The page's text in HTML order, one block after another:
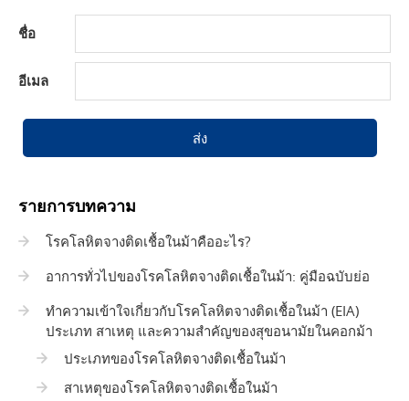
ชื่อ
อีเมล
ส่ง
รายการบทความ
โรคโลหิตจางติดเชื้อในม้าคืออะไร?
อาการทั่วไปของโรคโลหิตจางติดเชื้อในม้า: คู่มือฉบับย่อ
ทำความเข้าใจเกี่ยวกับโรคโลหิตจางติดเชื้อในม้า (EIA)
ประเภท สาเหตุ และความสำคัญของสุขอนามัยในคอกม้า
ประเภทของโรคโลหิตจางติดเชื้อในม้า
สาเหตุของโรคโลหิตจางติดเชื้อในม้า